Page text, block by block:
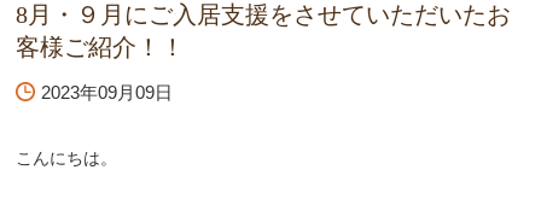
8月・９月にご入居支援をさせていただいたお
客様ご紹介！！
2023年09月09日
こんにちは。